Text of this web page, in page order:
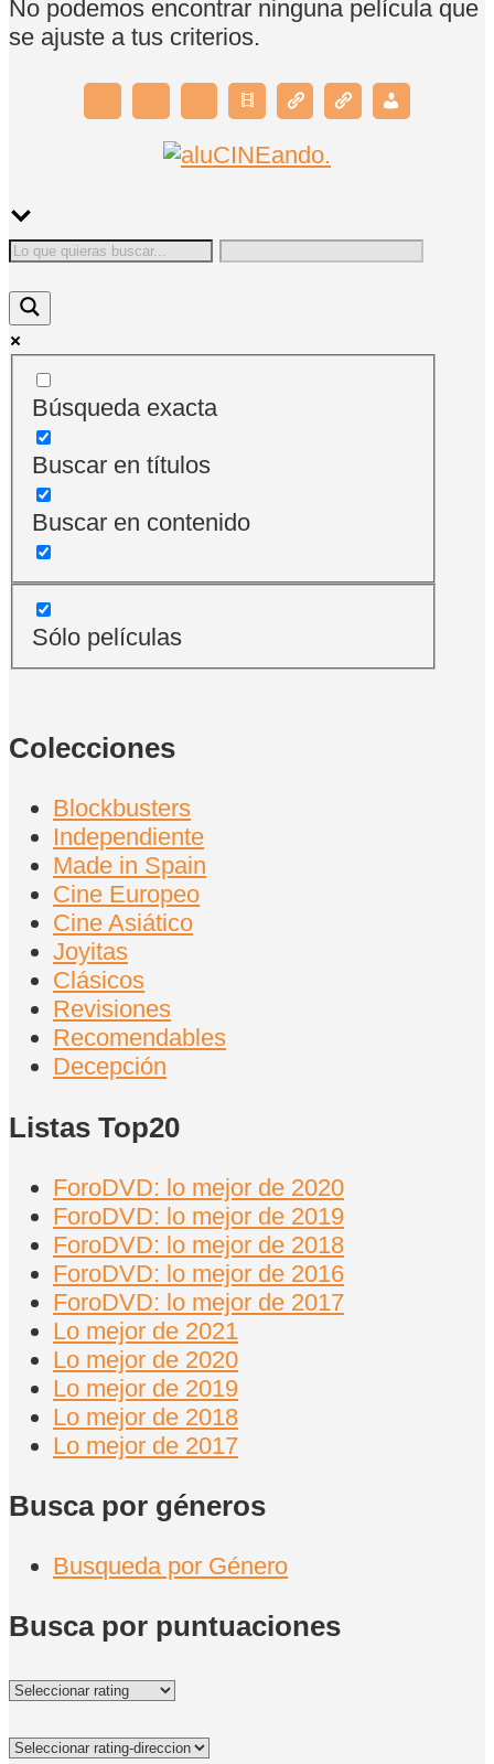
No podemos encontrar ninguna película que
se ajuste a tus criterios.
Búsqueda exacta
Buscar en títulos
Buscar en contenido
Sólo películas
Colecciones
Blockbusters
Independiente
Made in Spain
Cine Europeo
Cine Asiático
Joyitas
Clásicos
Revisiones
Recomendables
Decepción
Listas Top20
ForoDVD: lo mejor de 2020
ForoDVD: lo mejor de 2019
ForoDVD: lo mejor de 2018
ForoDVD: lo mejor de 2016
ForoDVD: lo mejor de 2017
Lo mejor de 2021
Lo mejor de 2020
Lo mejor de 2019
Lo mejor de 2018
Lo mejor de 2017
Busca por géneros
Busqueda por Género
Busca por puntuaciones